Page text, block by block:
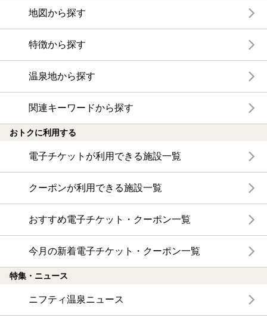
地図から探す
特徴から探す
温泉地から探す
関連キーワードから探す
おトクに利用する
電子チケットが利用できる施設一覧
クーポンが利用できる施設一覧
おすすめ電子チケット・クーポン一覧
今月の新着電子チケット・クーポン一覧
特集・ニュース
ニフティ温泉ニュース